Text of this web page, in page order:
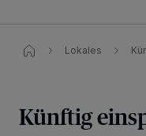
Lokales
Künftig